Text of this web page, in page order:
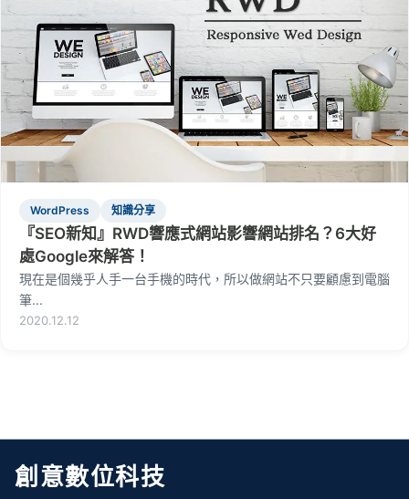
WordPress 知識分享
『SEO新知』RWD響應式網站影響網站排名？6大好
處Google來解答！
現在是個幾乎人手一台手機的時代，所以做網站不只要顧慮到電腦
筆...
2020.12.12
創意數位科技